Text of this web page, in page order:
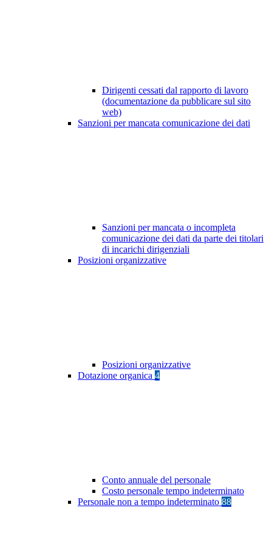
Dirigenti cessati dal rapporto di lavoro
(documentazione da pubblicare sul sito
web)
Sanzioni per mancata comunicazione dei dati
Sanzioni per mancata o incompleta
comunicazione dei dati da parte dei titolari
di incarichi dirigenziali
Posizioni organizzative
Posizioni organizzative
Dotazione organica 4
Conto annuale del personale
Costo personale tempo indeterminato
Personale non a tempo indeterminato 88